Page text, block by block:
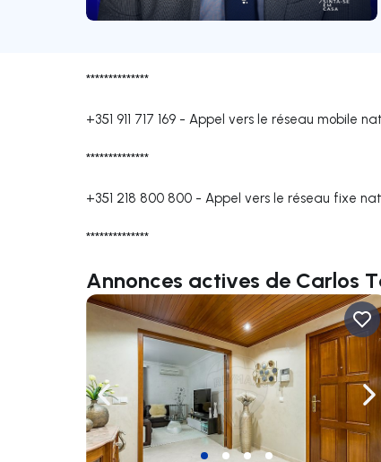
**************
+351 911 717 169 - Appel vers le réseau mobile
**************
+351 218 800 800 - Appel vers le réseau fixe
**************
Annonces actives de Carlos
Naviguer vers la gauche